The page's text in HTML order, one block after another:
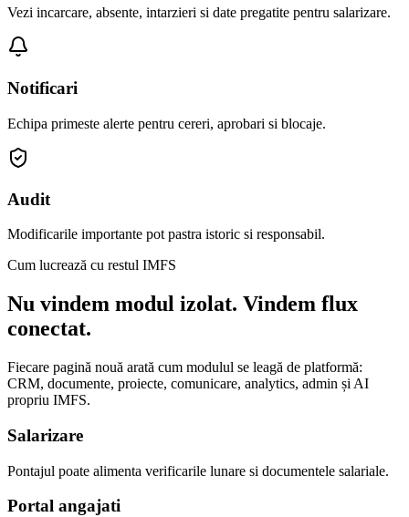
Vezi incarcare, absente, intarzieri si date pregatite pentru salarizare.
Notificari
Echipa primeste alerte pentru cereri, aprobari si blocaje.
Audit
Modificarile importante pot pastra istoric si responsabil.
Cum lucrează cu restul IMFS
Nu vindem modul izolat. Vindem flux
conectat.
Fiecare pagină nouă arată cum modulul se leagă de platformă:
CRM, documente, proiecte, comunicare, analytics, admin și AI
propriu IMFS.
Salarizare
Pontajul poate alimenta verificarile lunare si documentele salariale.
Portal angajati